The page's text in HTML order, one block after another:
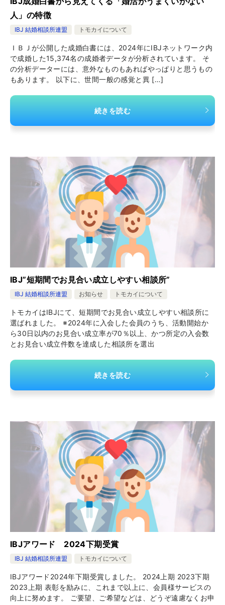
人」の特徴
IBJ 結婚相談所連盟 トモカイについて
ＩＢＪが公開した成婚白書には、2024年にIBJネットワーク内
で成婚した15,374名の成婚者データが分析されています。 そ
の分析データーには、意外なものもあればやっぱりと思うもの
もあります。 以下に、世間一般の感覚と異 […]
続きを読む
IBJ”短期間でお見合い成立しやすい相談所”
IBJ 結婚相談所連盟 お知らせ トモカイについて
トモカイはIBJにて、短期間でお見合い成立しやすい相談所に
選ばれました。 ※2024年に入会した会員のうち、活動開始か
ら30日以内のお見合い成立率が70％以上、かつ所定の入会数
とお見合い成立件数を達成した相談所を選出
続きを読む
IBJアワード 2024下期受賞
IBJ 結婚相談所連盟 トモカイについて
IBJアワード2024年下期受賞しました。 2024上期 2023下期
2023上期 表彰を励みに、これまで以上に、会員様サービスの
向上に努めます。 ご要望、ご希望などは、どうぞ遠慮なくお申